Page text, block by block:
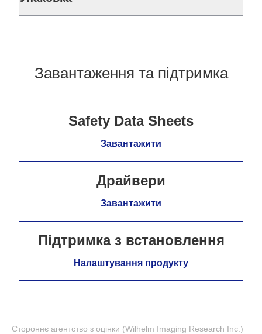
Завантаження та підтримка
Safety Data Sheets
Завантажити
Драйвери
Завантажити
Підтримка з встановлення
Налаштування продукту
Стороннє агентство з оцінки (Wilhelm Imaging Research Inc.)